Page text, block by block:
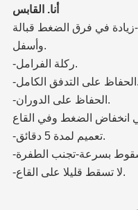
أنا. القابس
زيادة في فرق الضغط قبالة
وأسفل.
-ركلة الفرامل.
-الحفاظ على التدفق الكامل.
-الحفاظ على الدوران.
-تعميم لمدة 5 دقائق.
-لا تسقط قليلا على القاع.